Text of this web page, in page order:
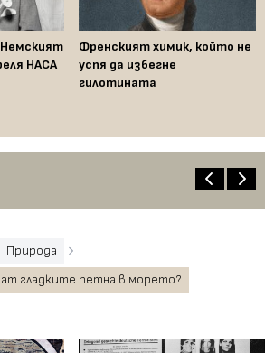
Немският
НАСА
Френският химик, който не
успя да избегне
гилотината
Природа
гладките петна в морето?